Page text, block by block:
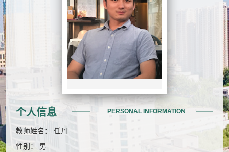
个人信息 PERSONAL INFORMATION
教师姓名： 任丹
性别： 男